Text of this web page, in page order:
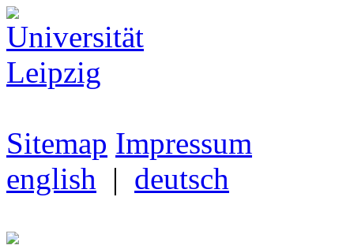
Sitemap Impressum
english | deutsch